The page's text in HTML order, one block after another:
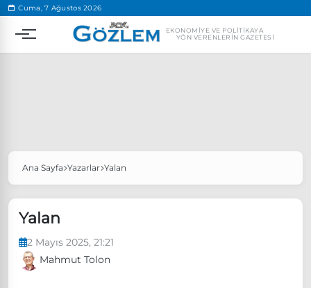
Cuma, 7 Ağustos 2026
EKONOMIYE VE POLITIKAYA
YÖN VERENLERIN GAZETESI
Popüler Aramalar
Özgür Özel, Ekrem İmamoğlu’nu ziyaret edecek
Ünlü çift bir etkinliğe daha katılmama kararı aldı
Ana Sayfa Yazarlar Yalan
Yalan
2 Mayıs 2025, 21:21
Mahmut Tolon